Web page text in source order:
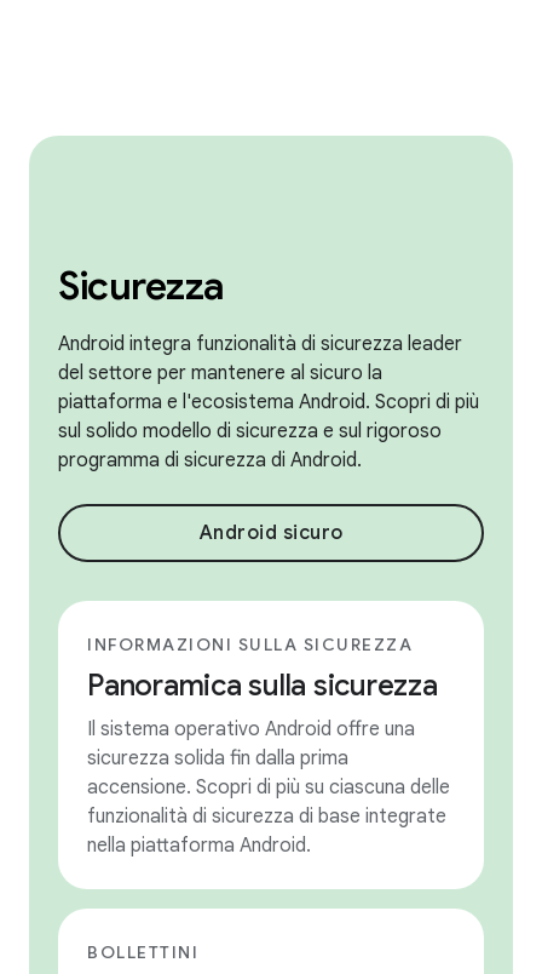
Sicurezza
Android integra funzionalità di sicurezza leader
del settore per mantenere al sicuro la
piattaforma e l'ecosistema Android. Scopri di più
sul solido modello di sicurezza e sul rigoroso
programma di sicurezza di Android.
Android sicuro
INFORMAZIONI SULLA SICUREZZA
Panoramica sulla sicurezza
Il sistema operativo Android offre una
sicurezza solida fin dalla prima
accensione. Scopri di più su ciascuna delle
funzionalità di sicurezza di base integrate
nella piattaforma Android.
BOLLETTINI